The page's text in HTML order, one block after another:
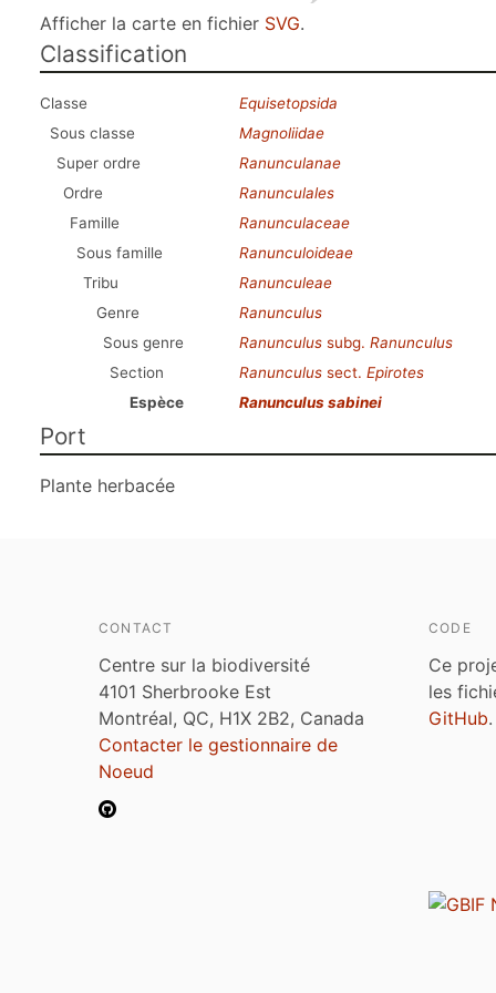
Afficher la carte en fichier SVG.
Classification
Classe
Equisetopsida
Sous classe
Magnoliidae
Super ordre
Ranunculanae
Ordre
Ranunculales
Famille
Ranunculaceae
Sous famille
Ranunculoideae
Tribu
Ranunculeae
Genre
Ranunculus
Sous genre
Ranunculus subg. Ranunculus
Section
Ranunculus sect. Epirotes
Espèce
Ranunculus sabinei
Port
Plante herbacée
CONTACT
Centre sur la biodiversité
4101 Sherbrooke Est
Montréal, QC, H1X 2B2, Canada
Contacter le gestionnaire de
Noeud
CODE
Ce
les
GitHub.